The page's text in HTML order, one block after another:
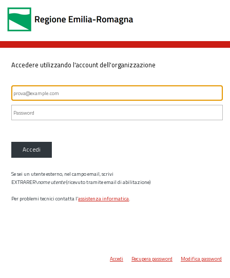
Accedere utilizzando l'account dell'organizzazione
Accedi
Se sei un utente esterno, nel campo email, scrivi
EXTRARER\nome utente(ricevuto tramite email di abilitazione)
Per problemi tecnici contatta l’assistenza informatica.
Accedi Recupera password Modifica password